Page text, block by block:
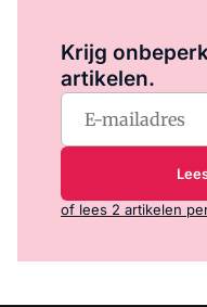
Krijg
artikelen.
of lees 2 artikelen